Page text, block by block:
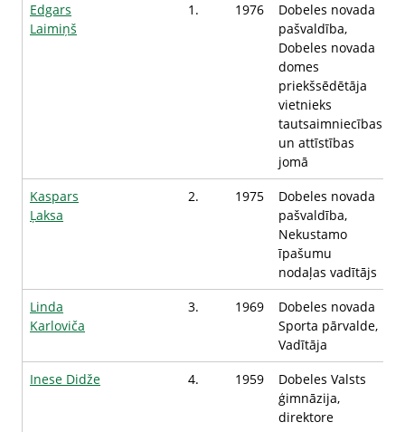
Edgars
Laimiņš
1. 1976
Dobeles novada
pašvaldība,
Dobeles novada
domes
priekšsēdētāja
vietnieks
tautsaimniecības
un attīstības
jomā
Kaspars
Ļaksa
2. 1975
Dobeles novada
pašvaldība,
Nekustamo
īpašumu
nodaļas vadītājs
Linda
Karloviča
3. 1969
Dobeles novada
Sporta pārvalde,
Vadītāja
Inese Didže
4. 1959
Dobeles Valsts
ģimnāzija,
direktore